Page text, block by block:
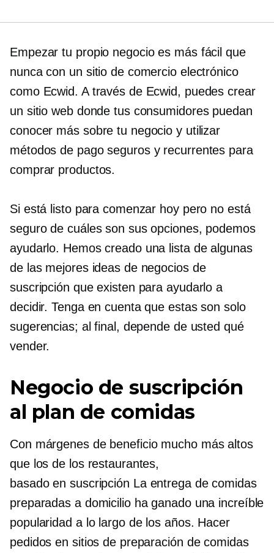
Empezar tu propio negocio es más fácil que
nunca con un sitio de comercio electrónico
como Ecwid. A través de Ecwid, puedes crear
un sitio web donde tus consumidores puedan
conocer más sobre tu negocio y utilizar
métodos de pago seguros y recurrentes para
comprar productos.
Si está listo para comenzar hoy pero no está
seguro de cuáles son sus opciones, podemos
ayudarlo. Hemos creado una lista de algunas
de las mejores ideas de negocios de
suscripción que existen para ayudarlo a
decidir. Tenga en cuenta que estas son solo
sugerencias; al final, depende de usted qué
vender.
Negocio de suscripción
al plan de comidas
Con márgenes de beneficio mucho más altos
que los de los restaurantes,
basado en suscripción La entrega de comidas
preparadas a domicilio ha ganado una increíble
popularidad a lo largo de los años. Hacer
pedidos en sitios de preparación de comidas